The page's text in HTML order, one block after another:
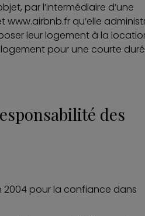
par l’intermédiaire d’une
www.airbnb.fr qu’elle
leur logement à la
logement pour une courte
des
2004 pour la confiance dans